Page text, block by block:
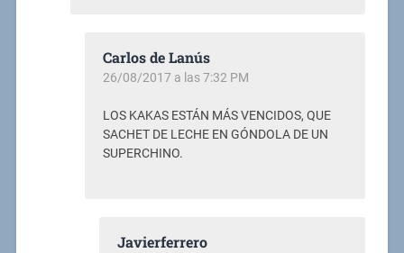
Carlos de Lanús
26/08/2017 a las 7:32 PM
LOS KAKAS ESTÁN MÁS VENCIDOS, QUE
SACHET DE LECHE EN GÓNDOLA DE UN
SUPERCHINO.
Javierferrero